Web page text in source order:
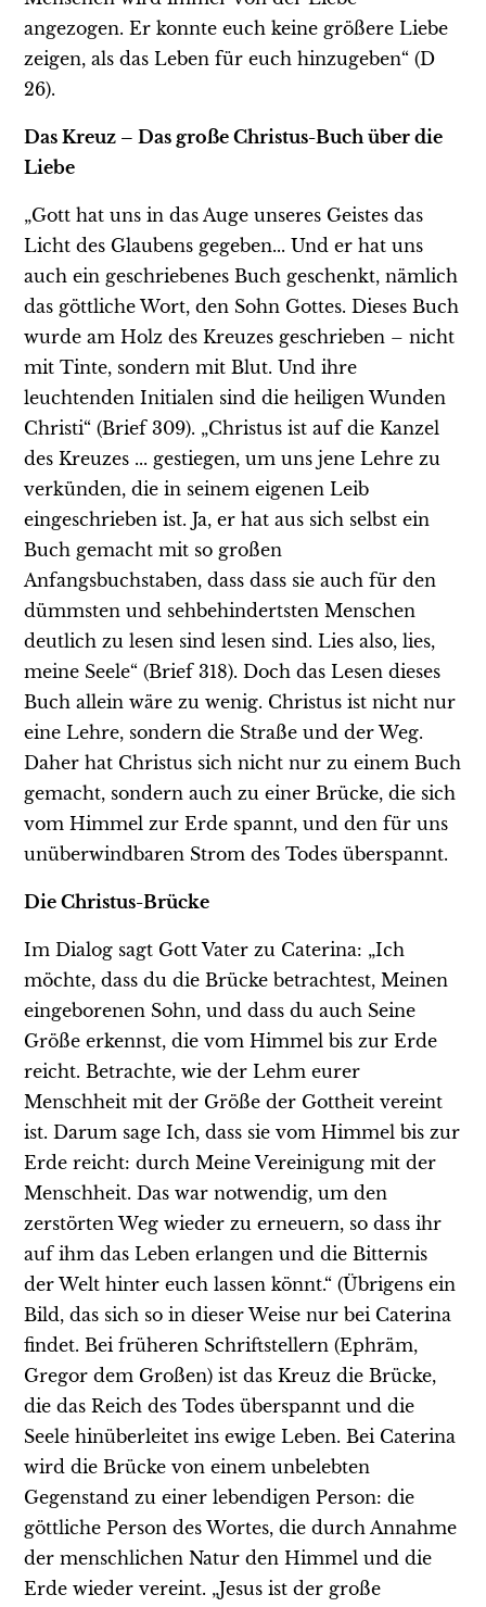
angezogen. Er konnte euch keine größere Liebe
zeigen, als das Leben für euch hinzugeben“ (D
26).
Das Kreuz – Das große Christus-Buch über die
Liebe
„Gott hat uns in das Auge unseres Geistes das
Licht des Glaubens gegeben... Und er hat uns
auch ein geschriebenes Buch geschenkt, nämlich
das göttliche Wort, den Sohn Gottes. Dieses Buch
wurde am Holz des Kreuzes geschrieben – nicht
mit Tinte, sondern mit Blut. Und ihre
leuchtenden Initialen sind die heiligen Wunden
Christi“ (Brief 309). „Christus ist auf die Kanzel
des Kreuzes ... gestiegen, um uns jene Lehre zu
verkünden, die in seinem eigenen Leib
eingeschrieben ist. Ja, er hat aus sich selbst ein
Buch gemacht mit so großen
Anfangsbuchstaben, dass dass sie auch für den
dümmsten und sehbehindertsten Menschen
deutlich zu lesen sind lesen sind. Lies also, lies,
meine Seele“ (Brief 318). Doch das Lesen dieses
Buch allein wäre zu wenig. Christus ist nicht nur
eine Lehre, sondern die Straße und der Weg.
Daher hat Christus sich nicht nur zu einem Buch
gemacht, sondern auch zu einer Brücke, die sich
vom Himmel zur Erde spannt, und den für uns
unüberwindbaren Strom des Todes überspannt.
Die Christus-Brücke
Im Dialog sagt Gott Vater zu Caterina: „Ich
möchte, dass du die Brücke betrachtest, Meinen
eingeborenen Sohn, und dass du auch Seine
Größe erkennst, die vom Himmel bis zur Erde
reicht. Betrachte, wie der Lehm eurer
Menschheit mit der Größe der Gottheit vereint
ist. Darum sage Ich, dass sie vom Himmel bis zur
Erde reicht: durch Meine Vereinigung mit der
Menschheit. Das war notwendig, um den
zerstörten Weg wieder zu erneuern, so dass ihr
auf ihm das Leben erlangen und die Bitternis
der Welt hinter euch lassen könnt.“ (Übrigens ein
Bild, das sich so in dieser Weise nur bei Caterina
findet. Bei früheren Schriftstellern (Ephräm,
Gregor dem Großen) ist das Kreuz die Brücke,
die das Reich des Todes überspannt und die
Seele hinüberleitet ins ewige Leben. Bei Caterina
wird die Brücke von einem unbelebten
Gegenstand zu einer lebendigen Person: die
göttliche Person des Wortes, die durch Annahme
der menschlichen Natur den Himmel und die
Erde wieder vereint. „Jesus ist der große